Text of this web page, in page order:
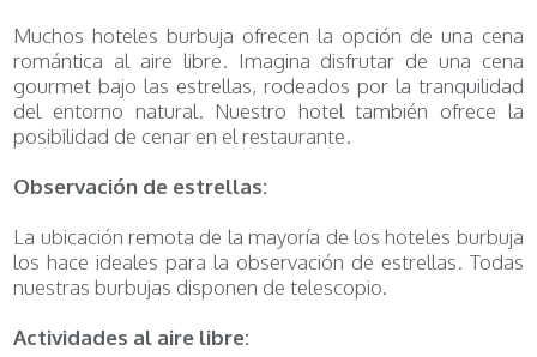
Muchos hoteles burbuja ofrecen la opción de una cena
romántica al aire libre. Imagina disfrutar de una cena
gourmet bajo las estrellas, rodeados por la tranquilidad
del entorno natural. Nuestro hotel también ofrece la
posibilidad de cenar en el restaurante.
Observación de estrellas:
La ubicación remota de la mayoría de los hoteles burbuja
los hace ideales para la observación de estrellas. Todas
nuestras burbujas disponen de telescopio.
Actividades al aire libre: